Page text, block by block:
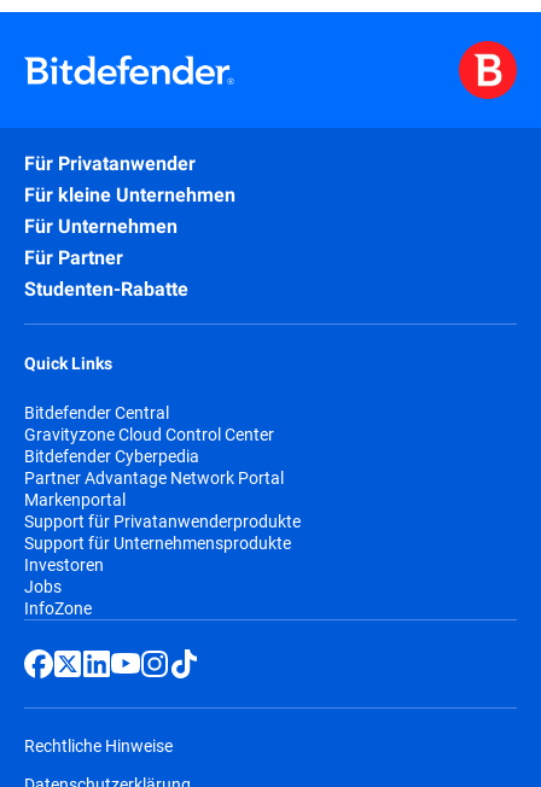
Für Privatanwender
Für kleine Unternehmen
Für Unternehmen
Für Partner
Studenten-Rabatte
Quick Links
Bitdefender Central
Gravityzone Cloud Control Center
Bitdefender Cyberpedia
Partner Advantage Network Portal
Markenportal
Support für Privatanwenderprodukte
Support für Unternehmensprodukte
Investoren
Jobs
InfoZone
Rechtliche Hinweise